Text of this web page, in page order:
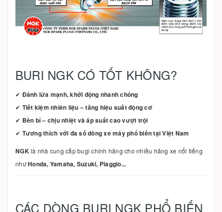
BURI NGK CÓ TỐT KHÔNG?
✔ Đánh lửa mạnh, khởi động nhanh chóng
✔ Tiết kiệm nhiên liệu – tăng hiệu suất động cơ
✔ Bền bỉ – chịu nhiệt và áp suất cao vượt trội
✔ Tương thích với đa số dòng xe máy phổ biến tại Việt Nam
NGKlà nhà cung cấp bugi chính hãng cho nhiều hãng xe nổi tiếng
nhưHonda, Yamaha, Suzuki, Piaggio...
CÁC DÒNG BURI NGK PHỔ BIẾN